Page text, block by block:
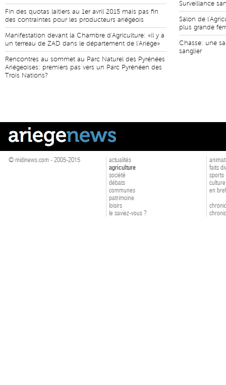
Fin des quotas laitiers au 1er avril 2015 mais pas fin
des contraintes pour les producteurs ariégeois
Manifestation devant la Chambre d'Agriculture: «il y a
un terreau de ZAD dans le département de l'Ariège»
Rencontres au sommet au Parc Naturel des Pyrénées
Ariégeoises: premiers pas vers un Parc Pyrénéen des
Trois Nations?
Surveillance
Salon de
plus grande
Chasse: une
sanglier
© midinews.com - 2005-2015
actualités
agriculture
société
débats
communes
patrimoine
loisirs
le saviez-vous ?
faits
sports
culture
en bref